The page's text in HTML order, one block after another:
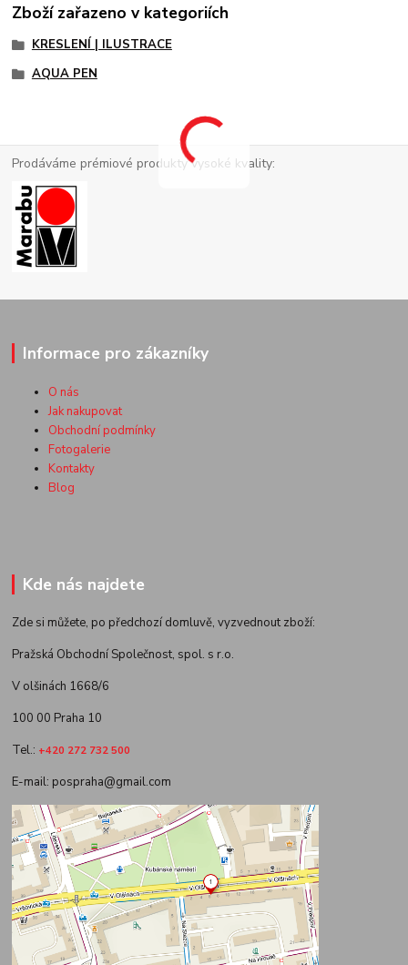
Zboží zařazeno v kategoriích
KRESLENÍ | ILUSTRACE
AQUA PEN
Prodáváme prémiové produkty vysoké kvality:
Informace pro zákazníky
O nás
Jak nakupovat
Obchodní podmínky
Fotogalerie
Kontakty
Blog
Kde nás najdete
Zde si můžete, po předchozí domluvě, vyzvednout zboží:
Pražská Obchodní Společnost, spol. s r.o.
V olšinách 1668/6
100 00 Praha 10
Tel.: +420 272 732 500
E-mail: pospraha@gmail.com